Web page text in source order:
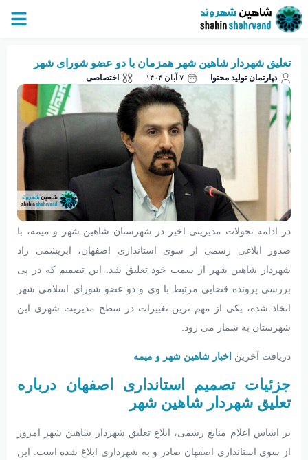
تعلیق شهردار شاهین شهر همزمان با دو عضو شورای شهر
دپارتمان تولید محتوا ۷ آبان ۱۴۰۴ اختصاصی
در ادامه تحولات مدیریتی اخیر در شهرستان شاهین شهر و میمه، با
صدور ابلاغی رسمی از سوی استانداری اصفهان، ابریشمی راد
شهردار شاهین شهر از سمت خود تعلیق شد. این تصمیم که در پی
بررسی پرونده قضایی مرتبط با وی و دو عضو شورای اسلامی شهر
اتخاذ شده، یکی از مهم ترین تغییرات در سطح مدیریت شهری این
شهرستان به شمار می رود.
دریافت آخرین اخبار شاهین شهر و میمه
جزئیات تصمیم استانداری اصفهان درباره
تعلیق شهردار شاهین شهر
بر اساس اعلام منابع رسمی، ابلاغ تعلیق شهردار شاهین شهر امروز
از سوی استانداری اصفهان صادر و به شهرداری ابلاغ شده است. این